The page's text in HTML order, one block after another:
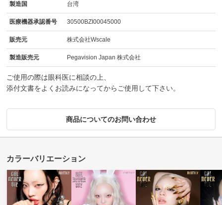
製造国 台湾
医療機器承認番号 30500BZI00045000
販売元 株式会社Wscale
製造販売元 Pegavision Japan 株式会社
ご使用の際は眼科医に相談の上、
添付文書をよくお読みになってからご使用して下さい。
商品についてのお問い合わせ